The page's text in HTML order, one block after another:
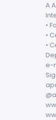
A
•
•
•
e-